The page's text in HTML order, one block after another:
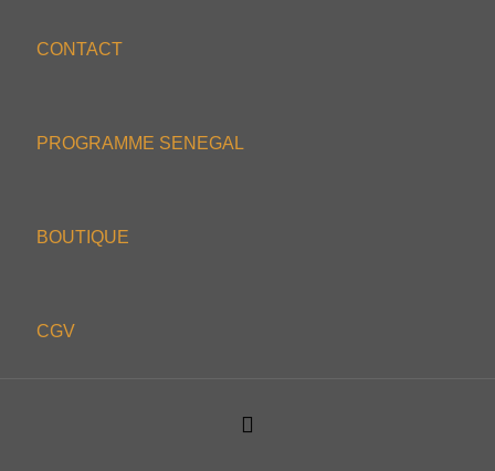
CONTACT
PROGRAMME SENEGAL
BOUTIQUE
CGV